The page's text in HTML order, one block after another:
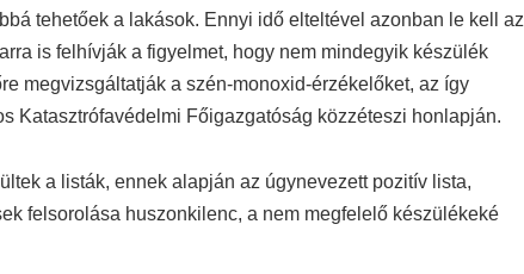
tehetőek a lakások. Ennyi idő elteltével azonban le kell az
is felhívják a figyelmet, hogy nem mindegyik készülék
megvizsgáltatják a szén-monoxid-érzékelőket, az így
Katasztrófavédelmi Főigazgatóság közzéteszi honlapján.
a listák, ennek alapján az úgynevezett pozitív lista,
felsorolása huszonkilenc, a nem megfelelő készülékeké